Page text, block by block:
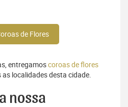
de Flores
entregamoscoroas de flores
localidades desta cidade.
nossa